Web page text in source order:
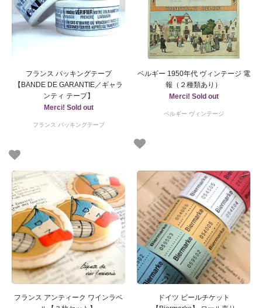
フランス パッキングテープ
【BANDE DE GARANTIE／ギャラ
ンティ テープ】
Merci! Sold out
フランス パッキングテープ
ベルギー 1950年代 ヴィンテージ 電
報（２種類あり）
Merci! Sold out
ベルギー ヴィンテージ
フランス アンティーク ワインラベ
ドイツ ビールチケット